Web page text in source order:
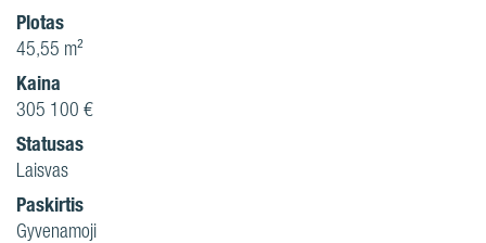
Plotas
45,55 m²
Kaina
305 100 €
Statusas
Laisvas
Paskirtis
Gyvenamoji